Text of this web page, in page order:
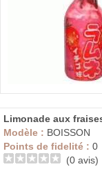
Limonade aux
Modèle : BOISSON
Points de fidelité : 0
(0 avis)